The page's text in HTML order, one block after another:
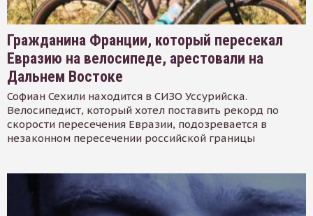
Гражданина Франции, который пересекал
Евразию на велосипеде, арестовали на
Дальнем Востоке
Софиан Сехили находится в СИЗО Уссурийска.
Велосипедист, который хотел поставить рекорд по
скорости пересечения Евразии, подозревается в
незаконном пересечении российской границы